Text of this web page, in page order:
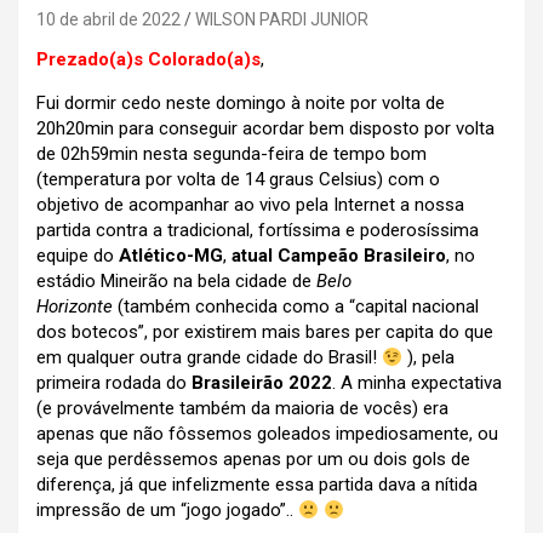
10 de abril de 2022 WILSON PARDI JUNIOR
Prezado(a)s Colorado(a)s,
Fui dormir cedo neste domingo à noite por volta de
20h20min para conseguir acordar bem disposto por volta
de 02h59min nesta segunda-feira de tempo bom
(temperatura por volta de 14 graus Celsius) com o
objetivo de acompanhar ao vivo pela Internet a nossa
partida contra a tradicional, fortíssima e poderosíssima
equipe do Atlético-MG, atual Campeão Brasileiro, no
estádio Mineirão na bela cidade de Belo
Horizonte (também conhecida como a “capital nacional
dos botecos”, por existirem mais bares per capita do que
em qualquer outra grande cidade do Brasil!
), pela
primeira rodada do Brasileirão 2022. A minha expectativa
(e provávelmente também da maioria de vocês) era
apenas que não fôssemos goleados impediosamente, ou
seja que perdêssemos apenas por um ou dois gols de
diferença, já que infelizmente essa partida dava a nítida
impressão de um “jogo jogado”..